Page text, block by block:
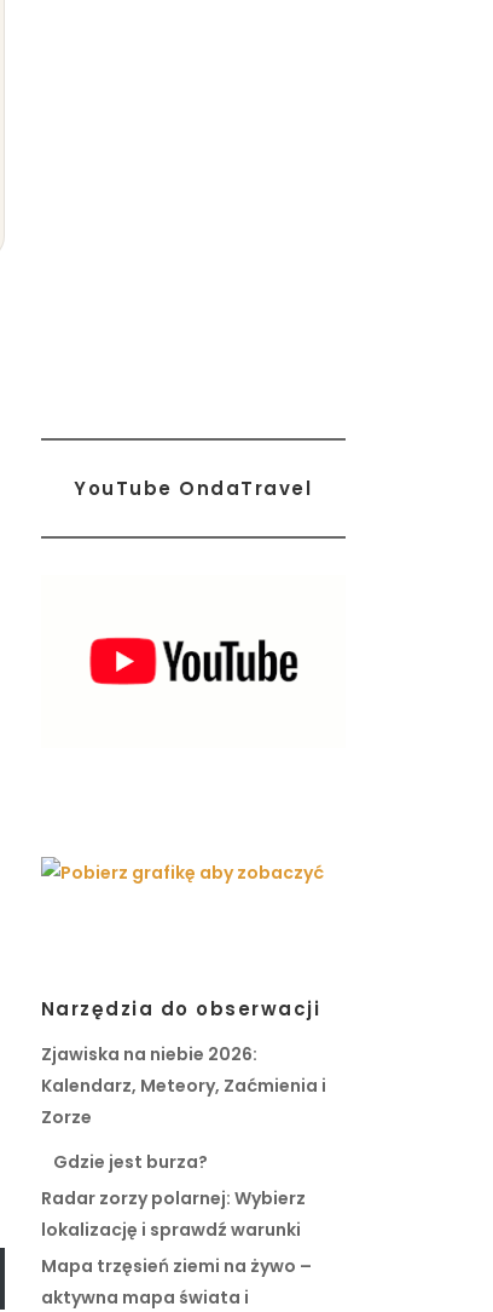
YouTube OndaTravel
Narzędzia do obserwacji
Zjawiska na niebie 2026:
Kalendarz, Meteory, Zaćmienia i
Zorze
Gdzie jest burza?
Radar zorzy polarnej: Wybierz
lokalizację i sprawdź warunki
Mapa trzęsień ziemi na żywo –
aktywna mapa świata i